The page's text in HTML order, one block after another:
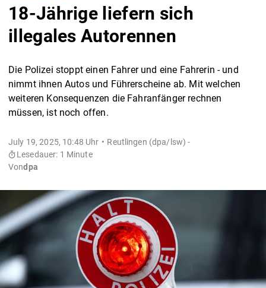
18-Jährige liefern sich
illegales Autorennen
Die Polizei stoppt einen Fahrer und eine Fahrerin - und
nimmt ihnen Autos und Führerscheine ab. Mit welchen
weiteren Konsequenzen die Fahranfänger rechnen
müssen, ist noch offen.
July 19, 2025, 10:48 Uhr
Reutlingen (dpa/lsw) -
Lesedauer: 1 Minute
Vondpa